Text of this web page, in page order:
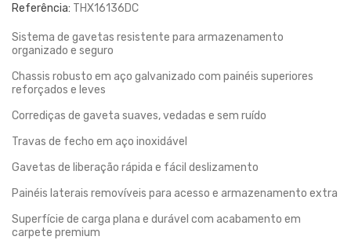
Referência: THX16136DC
Sistema de gavetas resistente para armazenamento
organizado e seguro
Chassis robusto em aço galvanizado com painéis superiores
reforçados e leves
Corrediças de gaveta suaves, vedadas e sem ruído
Travas de fecho em aço inoxidável
Gavetas de liberação rápida e fácil deslizamento
Painéis laterais removíveis para acesso e armazenamento extra
Superfície de carga plana e durável com acabamento em
carpete premium